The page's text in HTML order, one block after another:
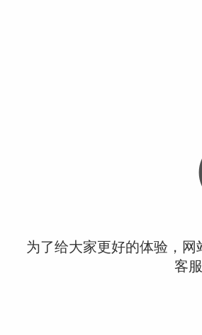
为了给大家更好的体验，
客